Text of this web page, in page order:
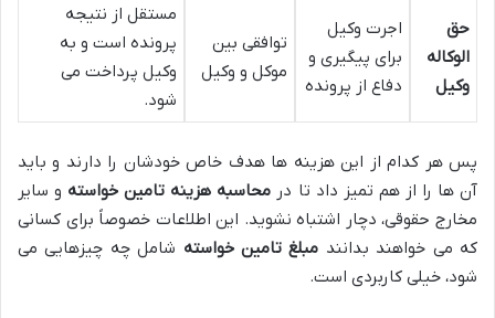
حق
الوکاله
وکیل
اجرت وکیل
برای پیگیری و
دفاع از پرونده
توافقی بین
موکل و وکیل
مستقل از نتیجه
پرونده است و به
وکیل پرداخت می
شود.
پس هر کدام از این هزینه ها هدف خاص خودشان را دارند و باید
آن ها را از هم تمیز داد تا در محاسبه هزینه تامین خواسته و سایر
مخارج حقوقی، دچار اشتباه نشوید. این اطلاعات خصوصاً برای کسانی
که می خواهند بدانند مبلغ تامین خواسته شامل چه چیزهایی می
شود، خیلی کاربردی است.